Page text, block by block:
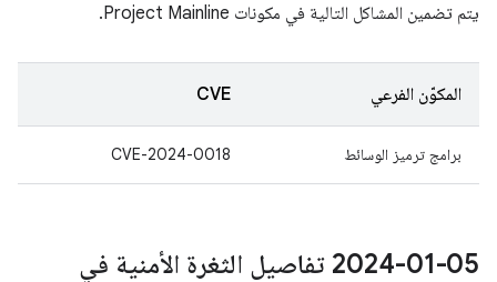
يتم تضمين المشاكل التالية في مكونات Project Mainline.
المكوّن الفرعي CVE
برامج ترميز الوسائط CVE-2024-0018
‎2024-01-05 تفاصيل الثغرة الأمنية في